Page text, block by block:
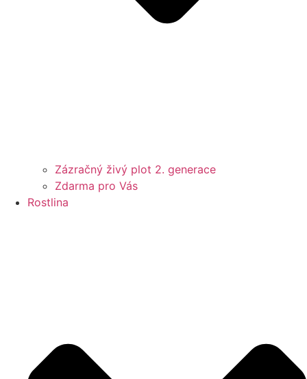
Zázračný živý plot 2. generace
Zdarma pro Vás
Rostlina